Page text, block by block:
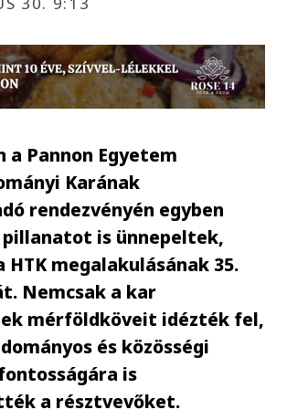
a Pannon Egyetem
Karának
rendezvényén egyben
is ünnepeltek,
HTK megalakulásának 35.
Nemcsak a kar
mérföldköveit idézték fel,
és közösségi
is
a résztvevőket.